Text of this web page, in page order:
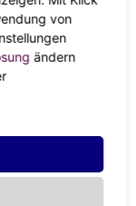
zu einer
Bei
nochmal
von
ändern